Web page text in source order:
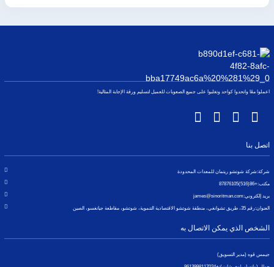
اعملوا معًا واتحدوا كواحد وتغلبوا على جميع الصعوبات للعميل لتسليم ورقة الإجابة المثالية!
اتصل بنا
شركة:شركة شوتشو ريتمان للمعدات المحدودة
مكتب:+86(516)87876105
بريد إلكتروني:james@sinoritman.com
العنوان:رقم 35، طريق تشوانغي، منطقة شوتشو الاقتصادية التنموية، شوتشو، مقاطعة جيانغسو، الصين
الشخص الذي يمكن الاتصال به
جيمس قوه (مدير التسويق)